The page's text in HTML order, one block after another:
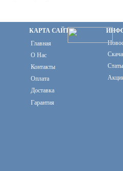
КАРТА САЙТА
Главная
О Нас
Контакты
Оплата
Доставка
Гарантия